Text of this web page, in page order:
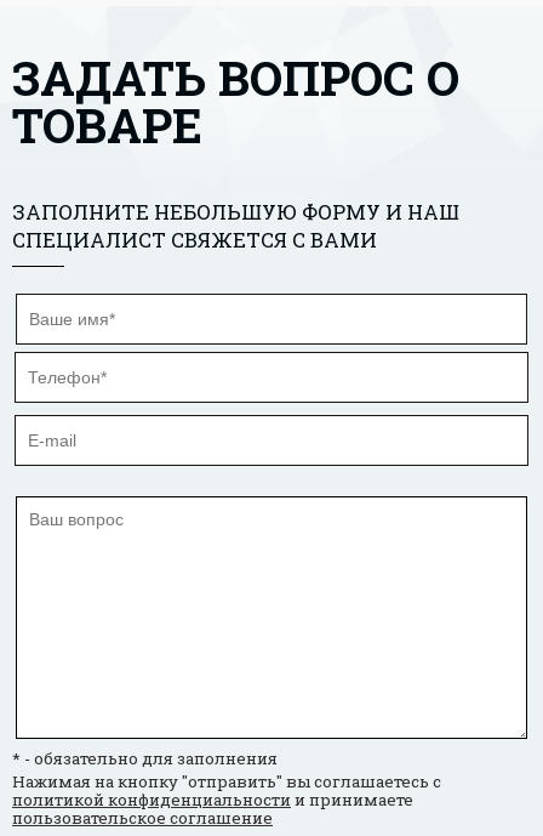
ЗАДАТЬ ВОПРОС О
ТОВАРЕ
ЗАПОЛНИТЕ НЕБОЛЬШУЮ ФОРМУ И НАШ
СПЕЦИАЛИСТ СВЯЖЕТСЯ С ВАМИ
* - обязательно для заполнения
Нажимая на кнопку "отправить" вы соглашаетесь с
политикой конфиденциальности и принимаете
пользовательское соглашение